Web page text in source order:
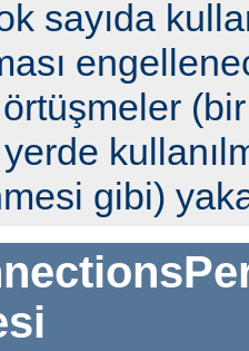
sayıda
gibi)